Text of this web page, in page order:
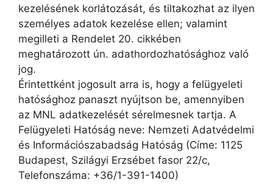
kezelésének korlátozását, és tiltakozhat az ilyen
személyes adatok kezelése ellen; valamint
megilleti a Rendelet 20. cikkében
meghatározott ún. adathordozhatósághoz való
jog.
Érintettként jogosult arra is, hogy a felügyeleti
hatósághoz panaszt nyújtson be, amennyiben
az MNL adatkezelését sérelmesnek tartja. A
Felügyeleti Hatóság neve: Nemzeti Adatvédelmi
és Információszabadság Hatóság (Címe: 1125
Budapest, Szilágyi Erzsébet fasor 22/c,
Telefonszáma: +36/1-391-1400)